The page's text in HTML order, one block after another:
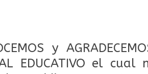
y
EDUCATIVO el